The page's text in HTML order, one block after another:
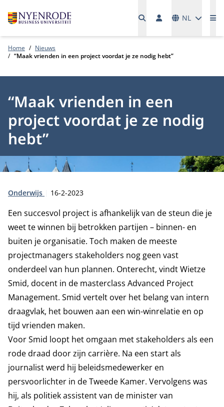
NL
Home
Nieuws
“Maak vrienden in een project voordat je ze nodig hebt”
“Maak vrienden in een
project voordat je ze nodig
hebt”
Type:
Onderwijs Publicatiedatum:
16-2-2023
Een succesvol project is afhankelijk van de steun die je
weet te winnen bij betrokken partijen – binnen- en
buiten je organisatie. Toch maken de meeste
projectmanagers stakeholders nog geen vast
onderdeel van hun plannen. Onterecht, vindt Wietze
Smid, docent in de masterclass Advanced Project
Management. Smid vertelt over het belang van intern
draagvlak, het bouwen aan een win-winrelatie en op
tijd vrienden maken.
Voor Smid loopt het omgaan met stakeholders als een
rode draad door zijn carrière. Na een start als
journalist werd hij beleidsmedewerker en
persvoorlichter in de Tweede Kamer. Vervolgens was
hij, als politiek assistent van de minister van